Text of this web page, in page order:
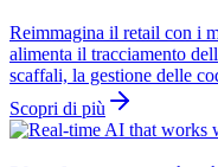
Reimmagina il retail con i
alimenta il tracciamento
scaffali, la gestione delle
Scopri di più